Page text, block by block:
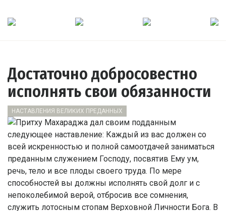
Достаточно добросовестно
исполнять свои обязанности
НАСТАВЛЕНИЯ ВЕЛИКИХ ПРЕДАННЫХ